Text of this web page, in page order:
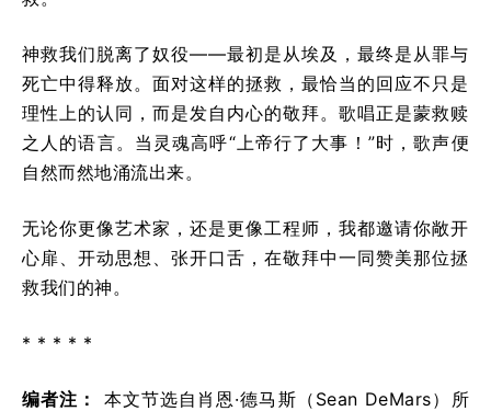
神救我们脱离了奴役——最初是从埃及，最终是从罪与
死亡中得释放。面对这样的拯救，最恰当的回应不只是
理性上的认同，而是发自内心的敬拜。歌唱正是蒙救赎
之人的语言。当灵魂高呼“上帝行了大事！”时，歌声便
自然而然地涌流出来。
无论你更像艺术家，还是更像工程师，我都邀请你敞开
心扉、开动思想、张开口舌，在敬拜中一同赞美那位拯
救我们的神。
* * * * *
编者注：
本文节选自肖恩·德马斯（Sean DeMars）所